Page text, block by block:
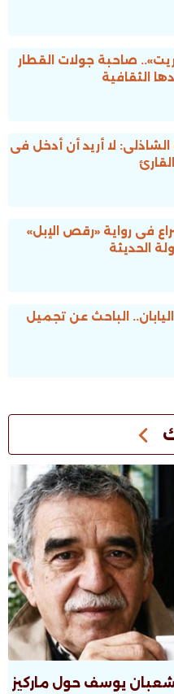
صاحبة جولات القطار
الثقافية
لا أريد أن أدخل فى
فى رواية «رقص الإبل»
الحديثة
اليابان.. الباحث عن تجميل
يوسف حول ماركيز